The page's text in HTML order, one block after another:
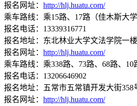
报名网址： http://hlj.huatu.com/
乘车路线：乘15路、17路（佳木斯大学
报名电话：13339316771
报名地址：东北林业大学文法学院一
报名网址： http://hlj.huatu.com/
乘车路线：乘338路、73路、68路、10
报名电话：13206646902
报名地址：五常市五常镇开发大街358
报名网址： http://hlj.huatu.com/